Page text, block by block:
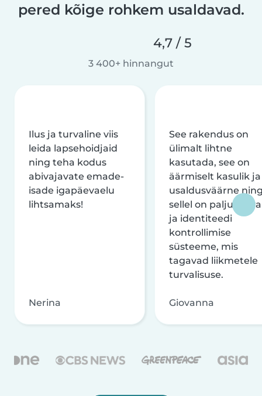
pered kõige rohkem usaldavad.
4,7 / 5
3 400+ hinnangut
Ilus ja turvaline viis
leida lapsehoidjaid
ning teha kodus
abivajavate emade-
isade igapäevaelu
lihtsamaks!
Nerina
See rakendus on
ülimalt lihtne
kasutada, see on
äärmiselt kasulik ja
usaldusväärne
sellel on palju
ja identiteedi
kontrollimise
süsteeme, mis
tagavad liikmetele
turvalisuse.
Giovanna